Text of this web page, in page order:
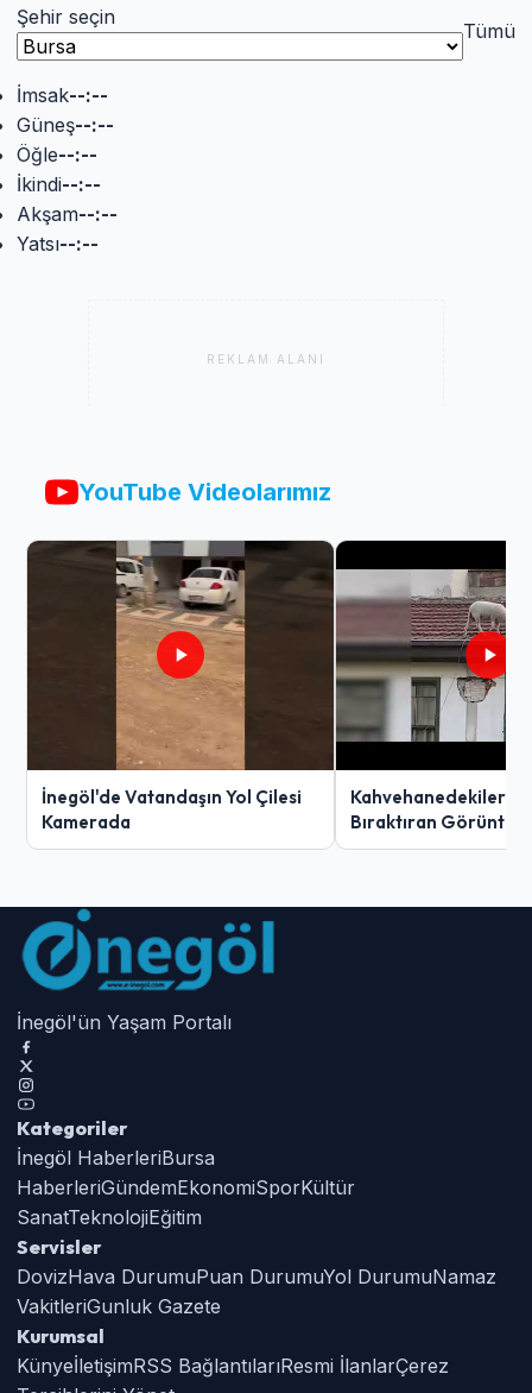
Şehir seçin
Tümü
İmsak--:--
Güneş--:--
Öğle--:--
İkindi--:--
Akşam--:--
Yatsı--:--
REKLAM ALANI
YouTube Videolarımız
İnegöl'de Vatandaşın Yol Çilesi
Kamerada
Kahvehanedekiler
Bıraktıran Görüntü!
İnegöl'ün Yaşam Portalı
Kategoriler
İnegöl HaberleriBursa
HaberleriGündemEkonomiSporKültür
SanatTeknolojiEğitim
Servisler
DovizHava DurumuPuan DurumuYol DurumuNamaz
VakitleriGunluk Gazete
Kurumsal
KünyeİletişimRSS BağlantılarıResmi İlanlarÇerez